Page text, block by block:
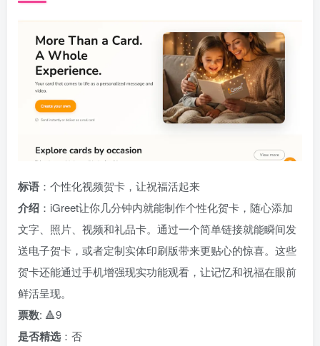
标语 ：个性化视频贺卡，让祝福活起来
介绍 ：iGreet让你几分钟内就能制作个性化贺卡，随心添加
文字、照片、视频和礼品卡。通过一个简单链接就能瞬间发
送电子贺卡，或者定制实体印刷版带来更贴心的惊喜。这些
贺卡还能通过手机增强现实功能观看，让记忆和祝福在眼前
鲜活呈现。
票数: 🔺9
是否精选 ：否